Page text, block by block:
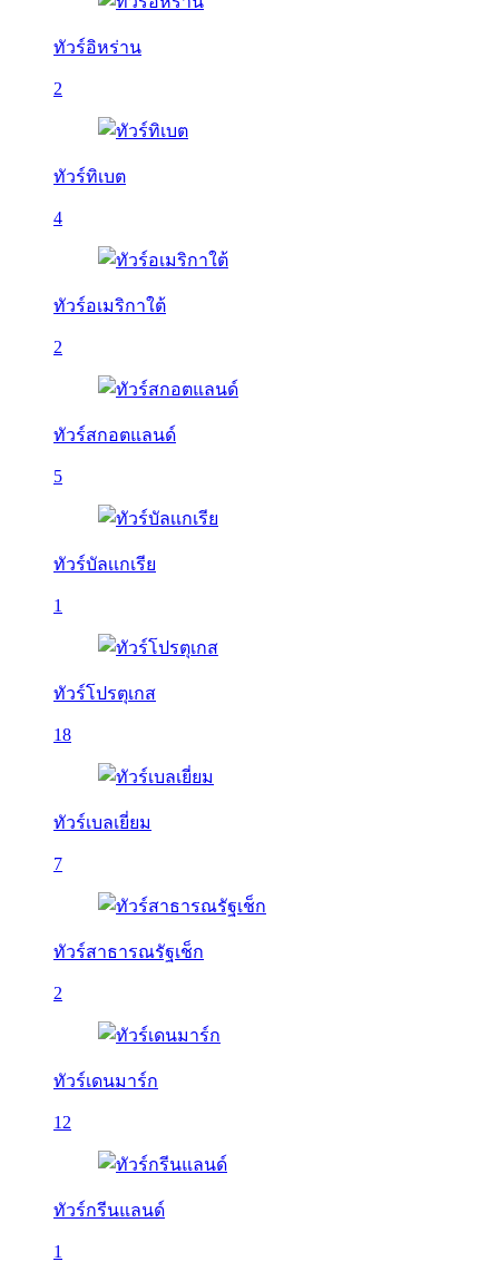
ทัวร์อิหร่าน
2
ทัวร์ทิเบต
4
ทัวร์อเมริกาใต้
2
ทัวร์สกอตแลนด์
5
ทัวร์บัลเเกเรีย
1
ทัวร์โปรตุเกส
18
ทัวร์เบลเยี่ยม
7
ทัวร์สาธารณรัฐเช็ก
2
ทัวร์เดนมาร์ก
12
ทัวร์กรีนแลนด์
1